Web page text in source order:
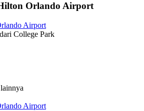
Orlando Airport
Airport
College Park
Airport